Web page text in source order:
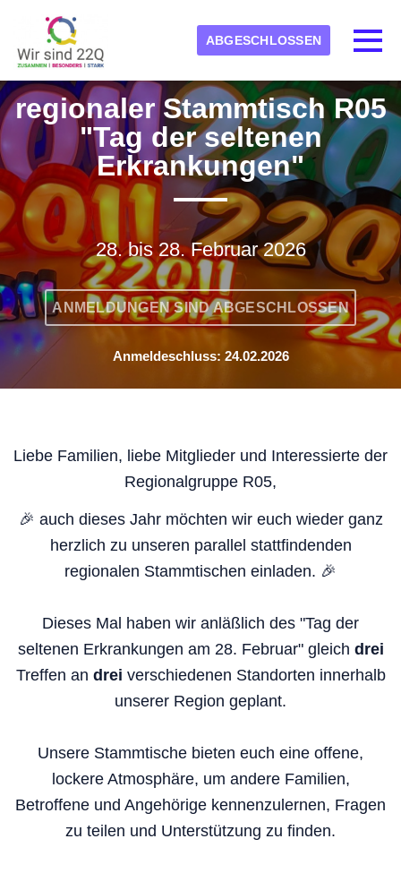
ABGESCHLOSSEN
kids-22q11-ev
regionaler Stammtisch R05
"Tag der seltenen
Erkrankungen"
28. bis 28. Februar 2026
ANMELDUNGEN SIND ABGESCHLOSSEN
Anmeldeschluss: 24.02.2026
Liebe Familien, liebe Mitglieder und Interessierte der
Regionalgruppe R05,
🎉 auch dieses Jahr möchten wir euch wieder ganz
herzlich zu unseren parallel stattfindenden
regionalen Stammtischen einladen. 🎉
Dieses Mal haben wir anläßlich des "Tag der
seltenen Erkrankungen am 28. Februar" gleich drei
Treffen an drei verschiedenen Standorten innerhalb
unserer Region geplant.
Unsere Stammtische bieten euch eine offene,
lockere Atmosphäre, um andere Familien,
Betroffene und Angehörige kennenzulernen, Fragen
zu teilen und Unterstützung zu finden.
Erkannte Zeitzone
OK